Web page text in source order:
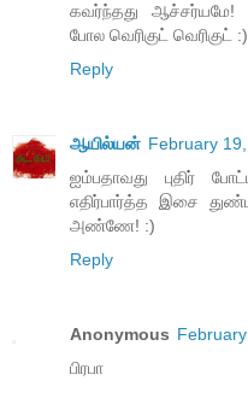
கவர்ந்தது ஆச்சர்யமே!
போல வெரிகுட் வெரிகுட் :)
Reply
ஆயில்யன் February
ஐம்பதாவது புதிர்
எதிர்பார்த்த இசை
அண்ணே! :)
Reply
Anonymous
பிரபா